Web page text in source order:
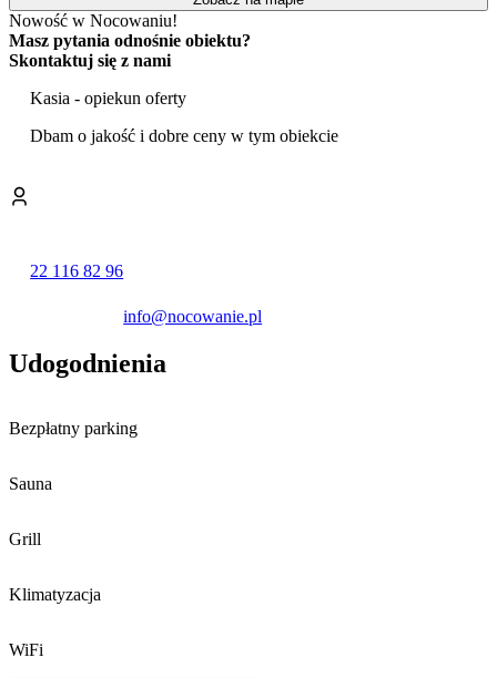
Goście podróżujący samochodem mogą korzystać z
prywatnego parkinguna terenie posesji. Udogodnieniem jest
wielojęzyczna obsługa, która komunikuje się również w języku
polskim. Doba hotelowa trwa od 16:00 do 10:00.
Nowość w Nocowaniu!
Masz pytania odnośnie obiektu?
Skontaktuj się z nami
Kasia - opiekun oferty
Dbam o jakość i dobre ceny w tym obiekcie
22 116 82 96
info@nocowanie.pl
Udogodnienia
Bezpłatny parking
Sauna
Grill
Klimatyzacja
WiFi